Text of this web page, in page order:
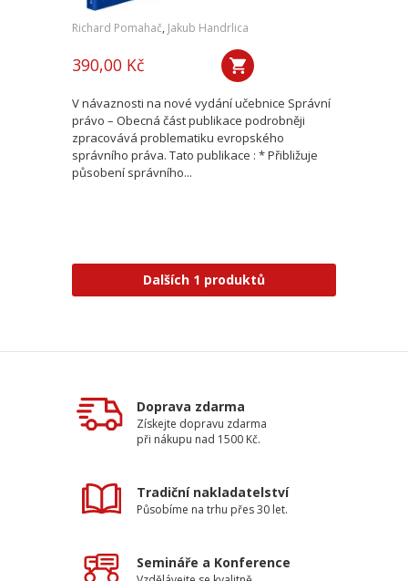
Richard Pomahač, Jakub Handrlica
390,00 Kč
V návaznosti na nové vydání učebnice Správní
právo – Obecná část publikace podrobněji
zpracovává problematiku evropského
správního práva. Tato publikace : * Přibližuje
působení správního...
Dalších 1 produktů
Doprava zdarma
Získejte dopravu zdarma
při nákupu nad 1500 Kč.
Tradiční nakladatelství
Působíme na trhu přes 30 let.
Semináře a Konference